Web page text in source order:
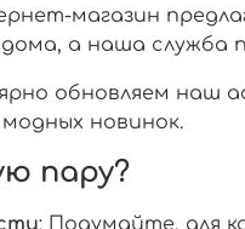
магазин
дома, а наша
обновляем наш
новинок.
пару?
: Подумайте, для